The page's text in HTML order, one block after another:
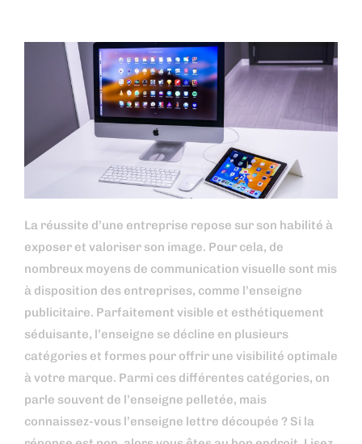
La réussite d’une entreprise repose sur son habilité à
exposer et valoriser son image. Pour cela, de
nombreux moyens de communication visuelle sont mis
à disposition des entreprises, comme l’enseigne
publicitaire. Parfaitement visible et esthétiquement
séduisante, l’enseigne se décline en plusieurs
catégories et formes pour offrir une visibilité optimale
à votre marque. Parmi ces différentes catégories, on
parle souvent de l’enseigne pelletée, mais
connaissez-vous l’enseigne lettre découpée ? Si la